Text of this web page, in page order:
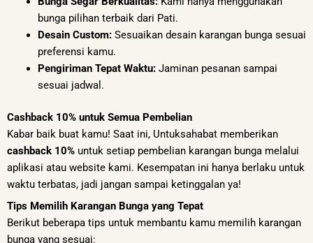
bunga pilihan terbaik dari Pati.
Desain Custom:Sesuaikan desain karangan bunga sesuai
preferensi kamu.
Pengiriman Tepat Waktu:Jaminan pesanan sampai
sesuai jadwal.
Cashback 10% untuk Semua Pembelian
Kabar baik buat kamu! Saat ini, Untuksahabat memberikan
cashback 10% untuk setiap pembelian karangan bunga melalui
aplikasi atau website kami. Kesempatan ini hanya berlaku untuk
waktu terbatas, jadi jangan sampai ketinggalan ya!
Tips Memilih Karangan Bunga yang Tepat
Berikut beberapa tips untuk membantu kamu memilih karangan
bunga yang sesuai: